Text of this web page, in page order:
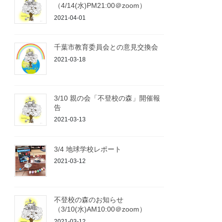
（4/14(水)PM21:00＠zoom）
2021-04-01
千葉市教育委員会との意見交換会
2021-03-18
3/10 親の会「不登校の森」開催報
告
2021-03-13
3/4 地球学校レポート
2021-03-12
不登校の森のお知らせ
（3/10(水)AM10:00＠zoom）